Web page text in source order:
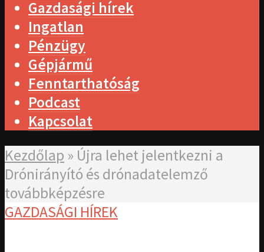
Gazdasági hírek
Ingatlan
Pénzügy
Gépjármű
Fenntarthatóság
Podcast
Kapcsolat
Kezdőlap » Újra lehet jelentkezni a
Drónirányító és drónadatelemző
továbbképzésre
GAZDASÁGI HÍREK